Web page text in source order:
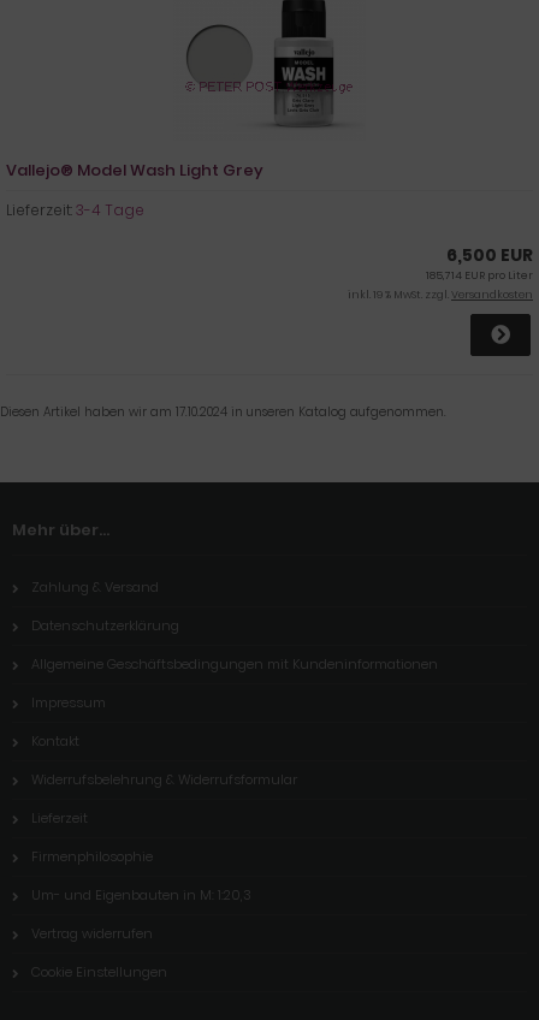
Vallejo® Model Wash Light Grey
Lieferzeit:3-4 Tage
6,500 EUR
185,714 EUR pro Liter
inkl. 19 % MwSt. zzgl.Versandkosten
Diesen Artikel haben wir am 17.10.2024 in unseren Katalog aufgenommen.
Mehr über...
Zahlung & Versand
Datenschutzerklärung
Allgemeine Geschäftsbedingungen mit Kundeninformationen
Impressum
Kontakt
Widerrufsbelehrung & Widerrufsformular
Lieferzeit
Firmenphilosophie
Um- und Eigenbauten in M: 1:20,3
Vertrag widerrufen
Cookie Einstellungen